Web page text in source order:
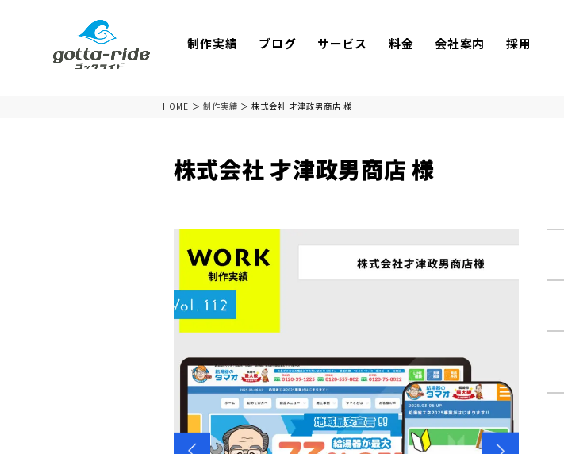
制作実績 ブログ サービス 料金 会社案内 採用
HOME 制作実績 株式会社 才津政男商店 様
株式会社 才津政男商店 様